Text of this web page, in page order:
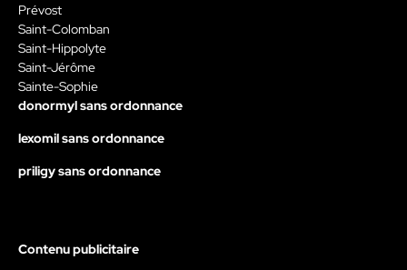
Prévost
Saint-Colomban
Saint-Hippolyte
Saint-Jérôme
Sainte-Sophie
donormyl sans ordonnance
lexomil sans ordonnance
priligy sans ordonnance
Contenu publicitaire